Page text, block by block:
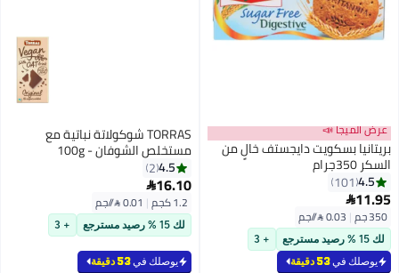
عرض الميجا 📣
بريتانيا بسكويت دايجستف خالٍ من
السكر 350جرام
4.5
101
11.95
350 جم |
لك 15 % رصيد مسترجع + 3
يوصلك في53 دقيقة
TORRAS شوكولاتة نباتية مع
مستخلص الشوفان - 100g
4.5
2
16.10
1.2 كجم |
لك 15 % رصيد مسترجع + 3
يوصلك في53 دقيقة